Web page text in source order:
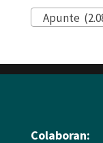
Apunte
Colaboran: